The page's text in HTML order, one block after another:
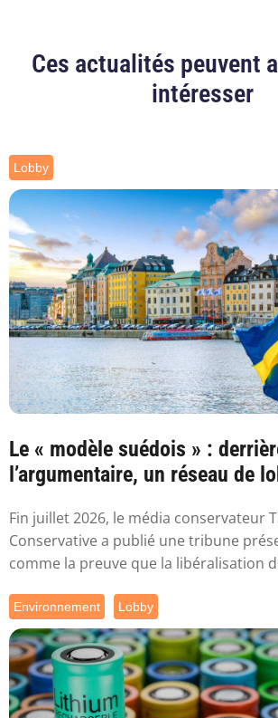
Ces actualités peuvent
intéresser
Lobby
Le « modèle suédois » :
l’argumentaire, un réseau de
Fin juillet 2026, le média conservateur
Conservative a publié une tribune
comme la preuve que la libéralisation
Environnement Lobby